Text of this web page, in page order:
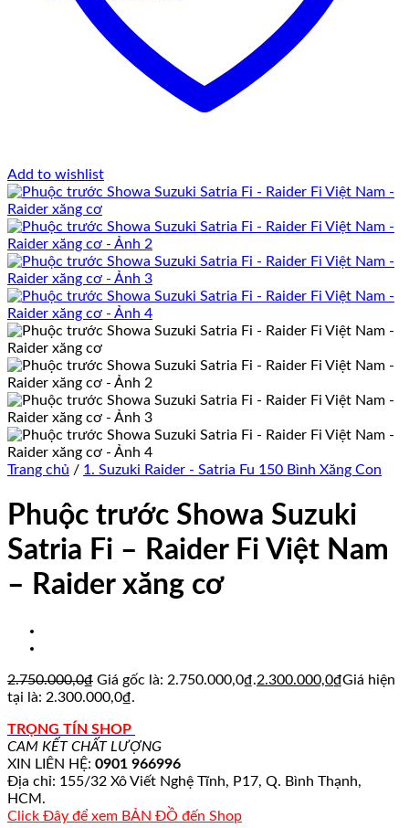
Add to wishlist
Trang chủ / 1. Suzuki Raider - Satria Fu 150 Bình Xăng Con
Phuộc trước Showa Suzuki
Satria Fi – Raider Fi Việt Nam
– Raider xăng cơ
2.750.000,0₫ Giá gốc là: 2.750.000,0₫.2.300.000,0₫Giá hiện
tại là: 2.300.000,0₫.
TRỌNG TÍN SHOP
CAM KẾT CHẤT LƯỢNG
XIN LIÊN HỆ: 0901 966996
Địa chỉ: 155/32 Xô Viết Nghệ Tĩnh, P17, Q. Bình Thạnh,
HCM.
Click Đây để xem BẢN ĐỒ đến Shop